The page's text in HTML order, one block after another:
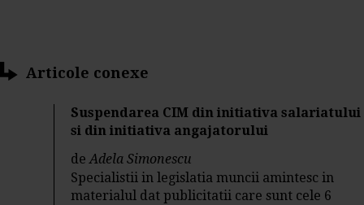
Articole conexe
Suspendarea CIM din initiativa salariatului
si din initiativa angajatorului
deAdela Simonescu
Specialistii in legislatia muncii amintesc in
materialul dat publicitatii care sunt cele 6